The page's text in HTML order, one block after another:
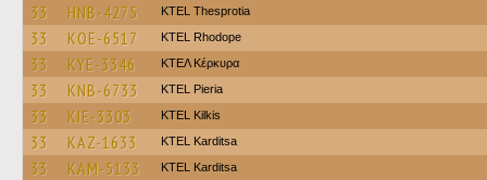
33 HNB-4275 KTEL Thesprotia
33 KOE-6517 KTEL Rhodope
33 KYE-3346 ΚΤΕΛ Κέρκυρα
33 KNB-6733 KTEL Pieria
33 KIE-3303 KTEL Kilkis
33 KAZ-1633 ΚΤΕL Karditsa
33 KAM-5133 ΚΤΕL Karditsa